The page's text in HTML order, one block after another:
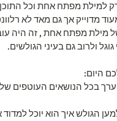
רק למילת מפתח אחת וכל
מדוייק אך גם מאד לא
מילת מפתח אחת , זה היה
ולרוב גם בעיני הגולשים.
היום:
הגולש איך הוא יוכל